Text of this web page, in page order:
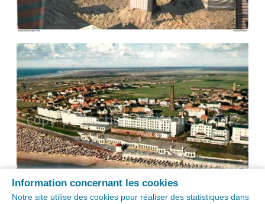
Information concernant les cookies
Notre site utilise des cookies pour réaliser des statistiques dans